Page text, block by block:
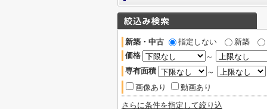
新築・中古 指定しない
新築
価格
～
専有面積
～
画像あり
動画あり
さらに条件を指定して絞り込